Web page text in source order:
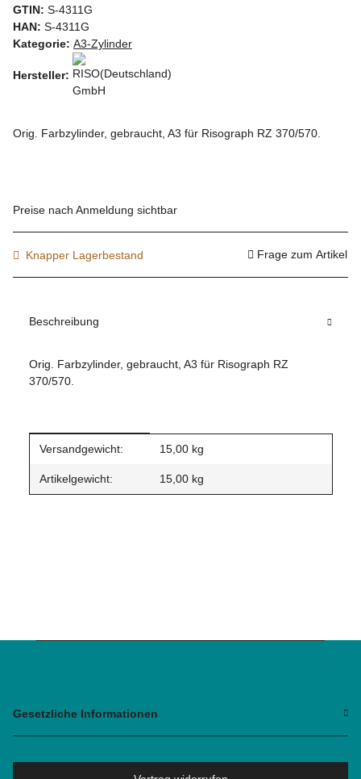
GTIN: S-4311G
HAN: S-4311G
Kategorie: A3-Zylinder
Hersteller:
Orig. Farbzylinder, gebraucht, A3 für Risograph RZ 370/570.
Preise nach Anmeldung sichtbar
Knapper Lagerbestand Frage zum Artikel
Beschreibung
Orig. Farbzylinder, gebraucht, A3 für Risograph RZ
370/570.
Produkteigenschaft
Wert
Versandgewicht: 15,00 kg
Artikelgewicht: 15,00 kg
Gesetzliche Informationen